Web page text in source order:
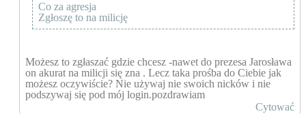
Co za agresja
Zgłoszę to na milicję
Możesz to zgłaszać gdzie chcesz -nawet do prezesa Jarosława
on akurat na milicji się zna . Lecz taka prośba do Ciebie jak
możesz oczywiście? Nie używaj nie swoich nicków i nie
podszywaj się pod mój login.pozdrawiam
Cytować